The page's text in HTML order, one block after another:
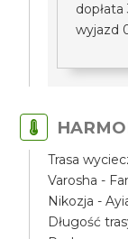
wyjazd
Trasa
Varosha -
Nikozja -
Długość